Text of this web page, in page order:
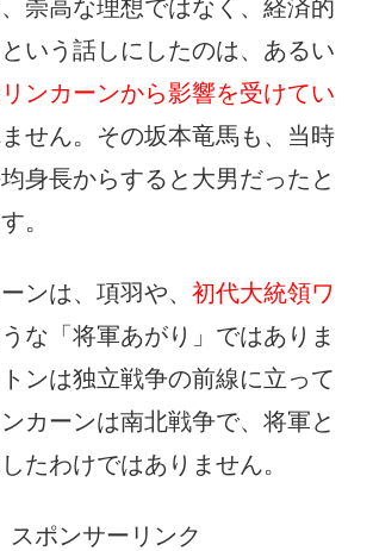
崇高な理想ではなく、経済的
いう話しにしたのは、あるい
ンカーンから影響を受けてい
ません。その坂本竜馬も、当時
身長からすると大男だったと
。
ンは、項羽や、 初代大統領ワ
な「将軍あがり」ではありま
ンは独立戦争の前線に立って
カーンは南北戦争で、将軍と
たわけではありません。
スポンサーリンク